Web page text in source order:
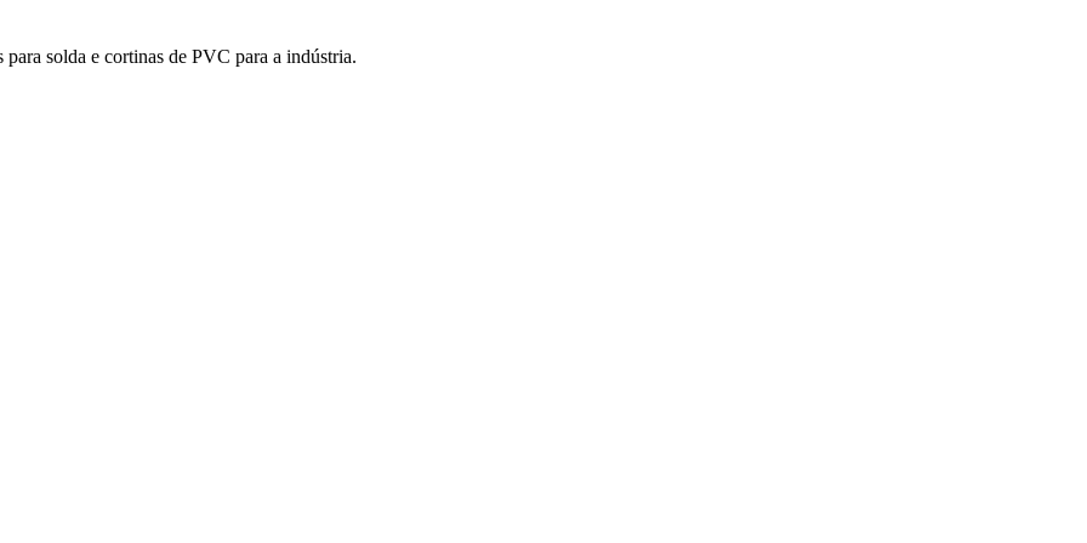
solda e cortinas de PVC para a indústria.